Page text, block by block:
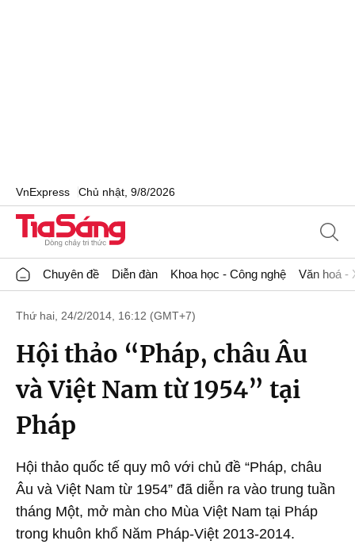
VnExpress Chủ nhật, 9/8/2026
Chuyên đề Diễn đàn Khoa học - Công nghệ Văn hoá -
Thứ hai, 24/2/2014, 16:12 (GMT+7)
Hội thảo “Pháp, châu Âu
và Việt Nam từ 1954” tại
Pháp
Hội thảo quốc tế quy mô với chủ đề “Pháp, châu
Âu và Việt Nam từ 1954” đã diễn ra vào trung tuần
tháng Một, mở màn cho Mùa Việt Nam tại Pháp
trong khuôn khổ Năm Pháp-Việt 2013-2014.